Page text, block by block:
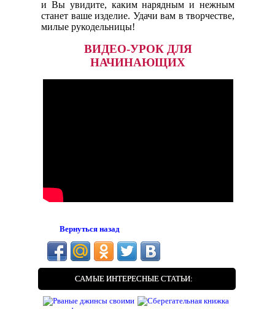
и Вы увидите, каким нарядным и нежным
станет ваше изделие. Удачи вам в творчестве,
милые рукодельницы!
ВИДЕО-УРОК ДЛЯ
НАЧИНАЮЩИХ
Вернуться назад
САМЫЕ ИНТЕРЕСНЫЕ СТАТЬИ: